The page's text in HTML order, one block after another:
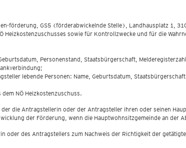
förderung, GS5 (förderabwickelnde Stelle), Landhausplatz 1,
sowie für Kontrollzwecke und für die
Personenstand, Staatsbürgerschaft,
lebende Personen: Name, Geburtsdatum,
NÖ Heizkostenzuschuss.
die Antragstellerin oder der Antragsteller ihren oder seinen
der Förderung, wenn die Hauptwohnsitzgemeinde an der
oder des Antragstellers zum Nachweis der Richtigkeit der